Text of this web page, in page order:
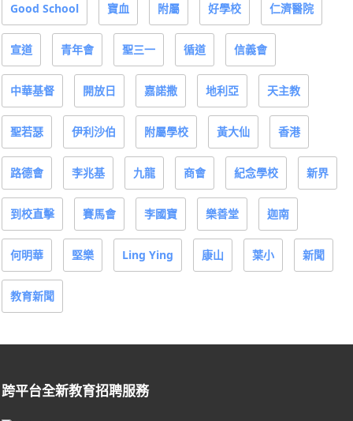
Good School 寶血 附屬 好學校 仁濟醫院
宣道 青年會 聖三一 循道 信義會
中華基督 開放日 嘉諾撒 地利亞 天主教
聖若瑟 伊利沙伯 附屬學校 黃大仙 香港
路德會 李兆基 九龍 商會 紀念學校 新界
到校直擊 賽馬會 李國寶 樂善堂 迦南
何明華 堅樂 Ling Ying 康山 葉小 新聞
教育新聞
跨平台全新教育招聘服務